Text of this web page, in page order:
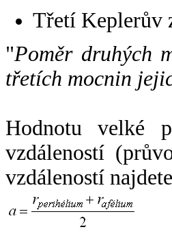
Třetí Keplerův
"Poměr druhých
třetích mocnin
Hodnotu velké
vzdáleností
vzdáleností